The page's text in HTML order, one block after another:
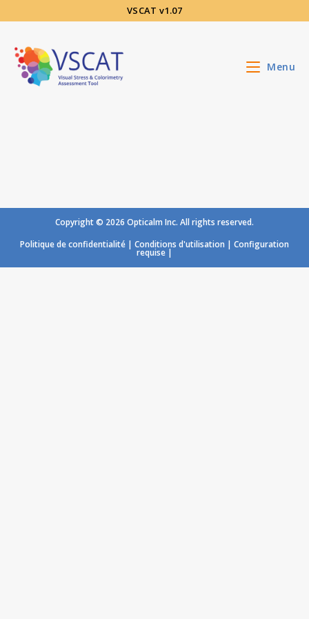
au
VSCAT v1.07
Menu
Copyright © 2026 Opticalm Inc. All rights reserved.
Politique de confidentialité | Conditions d'utilisation | Configuration
requise |